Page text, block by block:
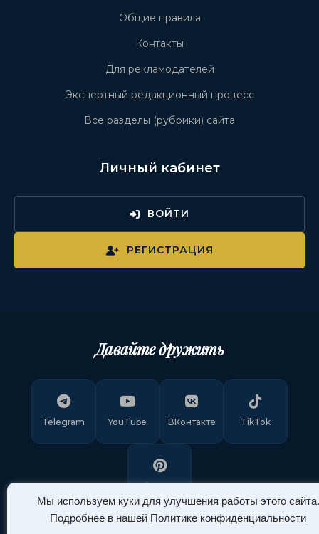
Мы используем куки для улучшения работы этого сайта.
Подробнее в нашей Политике конфиденциальности
Общие правила
Контакты
Для рекламодателей
Экспертный редакционный процесс
Все разделы (рубрики) сайта
Личный кабинет
ВОЙТИ
РЕГИСТРАЦИЯ
Давайте дружить
Telegram YouTube ВКонтакте TikTok
Pinterest